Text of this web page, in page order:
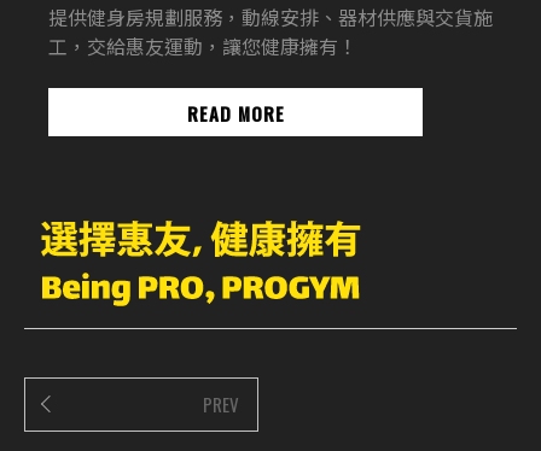
提供健身房規劃服務，動線安排、器材供應與交貨施
工，交給惠友運動，讓您健康擁有！
READ MORE
PREV